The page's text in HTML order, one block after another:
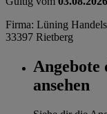
Firma: Lüning
33397 Rietberg
Angebote
ansehen